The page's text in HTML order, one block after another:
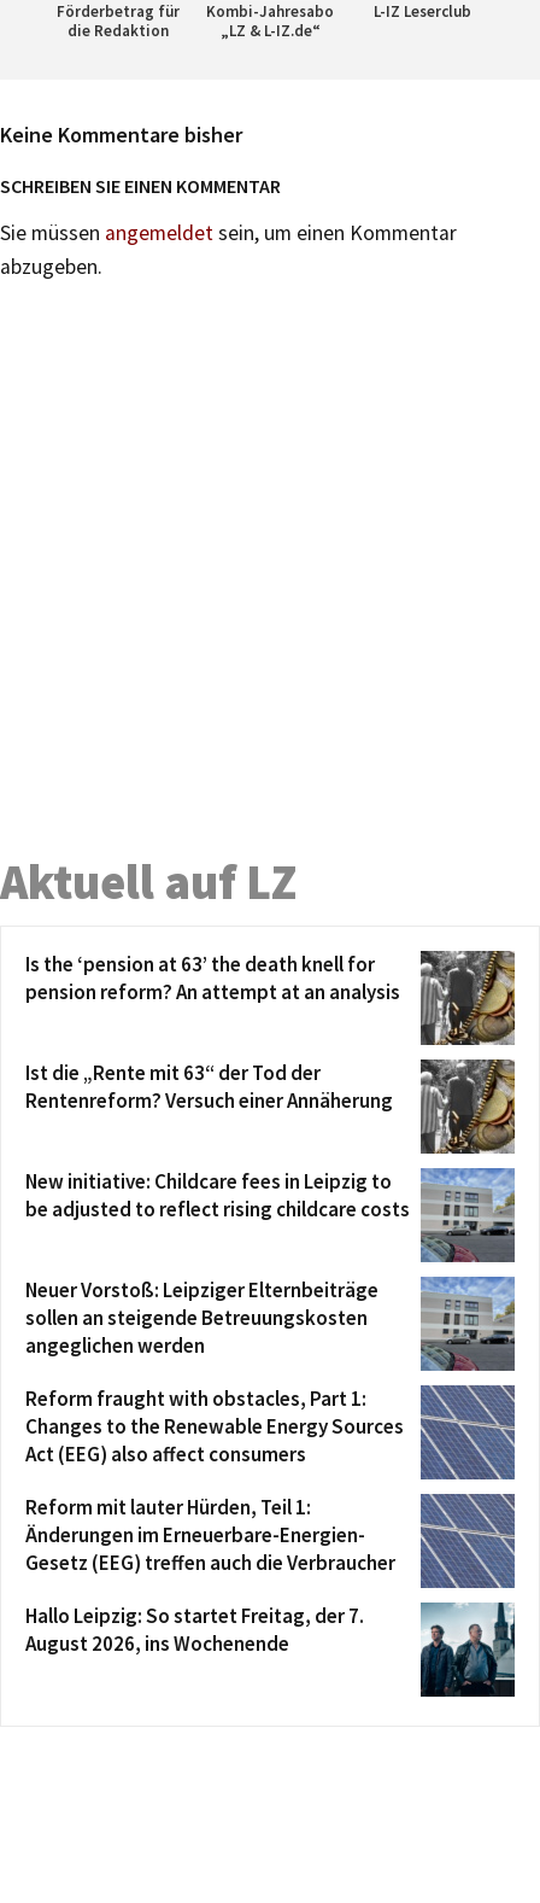
Förderbetrag für
die Redaktion
Kombi-Jahresabo
„LZ & L-IZ.de“
L-IZ Leserclub
Keine Kommentare bisher
SCHREIBEN SIE EINEN KOMMENTAR
Sie müssen angemeldetsein, um einen Kommentar
abzugeben.
Aktuell auf LZ
Is the ‘pension at 63’ the death knell for
pension reform? An attempt at an analysis
Ist die „Rente mit 63“ der Tod der
Rentenreform? Versuch einer Annäherung
New initiative: Childcare fees in Leipzig to
be adjusted to reflect rising childcare costs
Neuer Vorstoß: Leipziger Elternbeiträge
sollen an steigende Betreuungskosten
angeglichen werden
Reform fraught with obstacles, Part 1:
Changes to the Renewable Energy Sources
Act (EEG) also affect consumers
Reform mit lauter Hürden, Teil 1:
Änderungen im Erneuerbare-Energien-
Gesetz (EEG) treffen auch die Verbraucher
Hallo Leipzig: So startet Freitag, der 7.
August 2026, ins Wochenende